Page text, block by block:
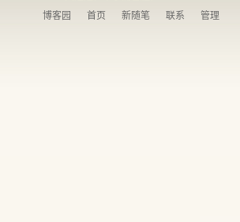
博客园
首页 新随笔 联系 管理